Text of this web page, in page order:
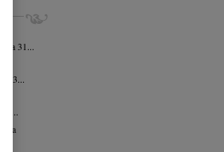
31...
3...